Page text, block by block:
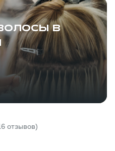
в
отзывов)